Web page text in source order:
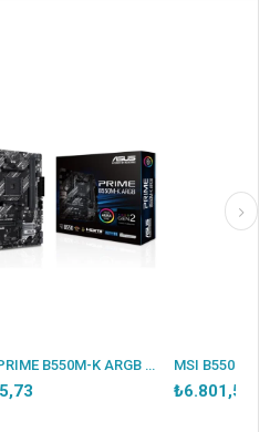
ASUS PRIME B550M-K ARGB DDR4 5100MHZ 1XHDMI 1XDP 2XM.2 USB 3.2 MATX AM4 (AMD AM4 5000/4000G/3000 SERİLERİ İLE UYUMLU)
₺6.801,54